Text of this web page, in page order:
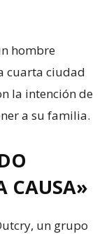
hombre
cuarta ciudad
la intención de
a su familia.
CAUSA»
un grupo